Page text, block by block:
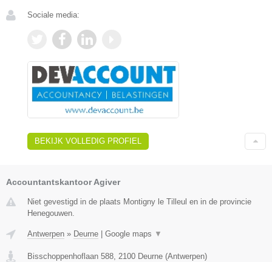
Sociale media:
BEKIJK VOLLEDIG PROFIEL
Accountantskantoor Agiver
Niet gevestigd in de plaats Montigny le Tilleul en in de provincie
Henegouwen.
Antwerpen » Deurne Google maps ▼
Bisschoppenhoflaan 588, 2100 Deurne (Antwerpen)